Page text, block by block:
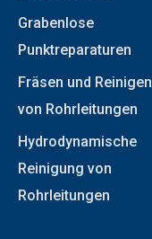
Grabenlose
Punktreparaturen
Fräsen und Reinigen
von Rohrleitungen
Hydrodynamische
Reinigung von
Rohrleitungen